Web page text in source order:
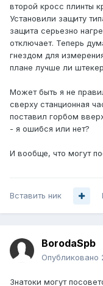
второй кросс плинты
Установили защиту
защита серьезно
отключает. Теперь
гнездом для
плане лучше ли
Может быть я не
сверху станционная
поставил горбом
- я ошибся или нет?
И вообще, что могут
Вставить ник
BorodaSpb
Опубликовано
Знатоки могут